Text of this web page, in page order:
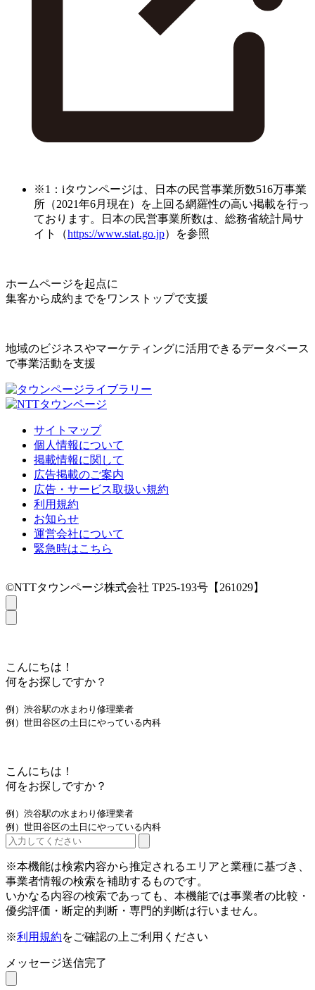
※1：iタウンページは、日本の民営事業所数516万事業
所（2021年6月現在）を上回る網羅性の高い掲載を行っ
ております。日本の民営事業所数は、総務省統計局サ
イト（https://www.stat.go.jp）を参照
ホームページを起点に
集客から成約までをワンストップで支援
地域のビジネスやマーケティングに活用できるデータベース
で事業活動を支援
サイトマップ
個人情報について
掲載情報に関して
広告掲載のご案内
広告・サービス取扱い規約
利用規約
お知らせ
運営会社について
緊急時はこちら
©NTTタウンページ株式会社 TP25-193号【261029】
こんにちは！
何をお探しですか？
例）渋谷駅の水まわり修理業者
例）世田谷区の土日にやっている内科
こんにちは！
何をお探しですか？
例）渋谷駅の水まわり修理業者
例）世田谷区の土日にやっている内科
※本機能は検索内容から推定されるエリアと業種に基づき、
事業者情報の検索を補助するものです。
いかなる内容の検索であっても、本機能では事業者の比較・
優劣評価・断定的判断・専門的判断は行いません。
※利用規約をご確認の上ご利用ください
メッセージ送信完了